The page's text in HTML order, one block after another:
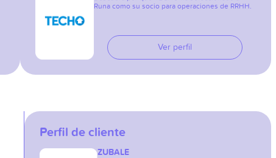
Runa como su socio para operaciones de RRHH.
Ver perfil
Perfil de cliente
ZUBALE